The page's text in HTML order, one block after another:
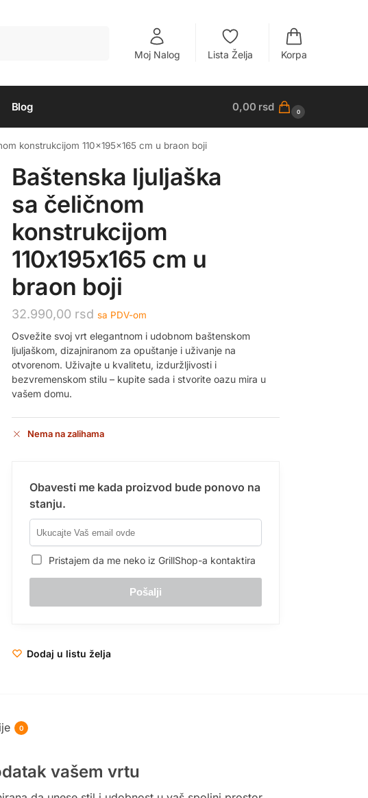
Moj Nalog Lista Želja Korpa
Blog 0,00 rsd 0
konstrukcijom 110x195x165 cm u braon boji
Baštenska ljuljaška
sa čeličnom
konstrukcijom
110x195x165 cm u
braon boji
32.990,00 rsd sa PDV-om
Osvežite svoj vrt elegantnom i udobnom baštenskom
ljuljaškom, dizajniranom za opuštanje i uživanje na
otvorenom. Uživajte u kvalitetu, izduržljivosti i
bezvremenskom stilu – kupite sada i stvorite oazu mira u
vašem domu.
Nema na zalihama
Obavesti me kada proizvod bude ponovo na
stanju.
Pristajem da me neko iz GrillShop-a kontaktira
Dodaj u listu želja
0
vašem vrtu